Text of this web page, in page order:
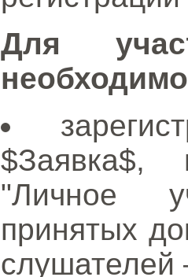
Для
"Личное
принятых
слушателей